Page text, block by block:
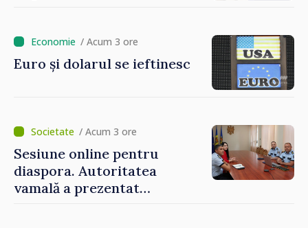
/ Acum 3 ore
Euro și dolarul se ieftinesc
/ Acum 3 ore
Sesiune online pentru
diaspora. Autoritatea
vamală a prezentat